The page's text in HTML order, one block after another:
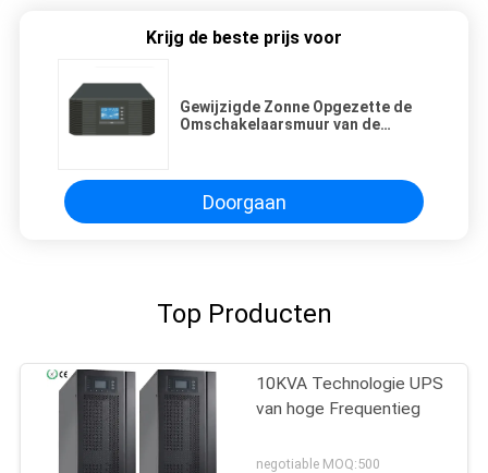
Krijg de beste prijs voor
Gewijzigde Zonne Opgezette de
Omschakelaarsmuur van de
Doorgaan
Top Producten
10KVA Technologie UPS
van hoge Frequentieg
negotiable MOQ:500